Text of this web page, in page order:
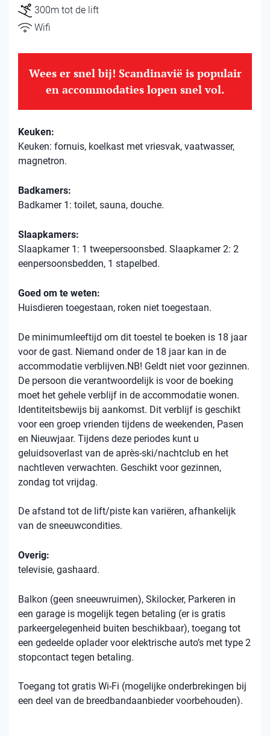
300m tot de lift
Wifi
Wees er snel bij! Scandinavië is populair
en accommodaties lopen snel vol.
Keuken:
Keuken: fornuis, koelkast met vriesvak, vaatwasser,
magnetron.
Badkamers:
Badkamer 1: toilet, sauna, douche.
Slaapkamers:
Slaapkamer 1: 1 tweepersoonsbed. Slaapkamer 2: 2
eenpersoonsbedden, 1 stapelbed.
Goed om te weten:
Huisdieren toegestaan, roken niet toegestaan.
De minimumleeftijd om dit toestel te boeken is 18 jaar
voor de gast. Niemand onder de 18 jaar kan in de
accommodatie verblijven.NB! Geldt niet voor gezinnen.
De persoon die verantwoordelijk is voor de boeking
moet het gehele verblijf in de accommodatie wonen.
Identiteitsbewijs bij aankomst. Dit verblijf is geschikt
voor een groep vrienden tijdens de weekenden, Pasen
en Nieuwjaar. Tijdens deze periodes kunt u
geluidsoverlast van de après-ski/nachtclub en het
nachtleven verwachten. Geschikt voor gezinnen,
zondag tot vrijdag.
De afstand tot de lift/piste kan variëren, afhankelijk
van de sneeuwcondities.
Overig:
televisie, gashaard.
Balkon (geen sneeuwruimen), Skilocker, Parkeren in
een garage is mogelijk tegen betaling (er is gratis
parkeergelegenheid buiten beschikbaar), toegang tot
een gedeelde oplader voor elektrische auto’s met type 2
stopcontact tegen betaling.
Toegang tot gratis Wi-Fi (mogelijke onderbrekingen bij
een deel van de breedbandaanbieder voorbehouden).